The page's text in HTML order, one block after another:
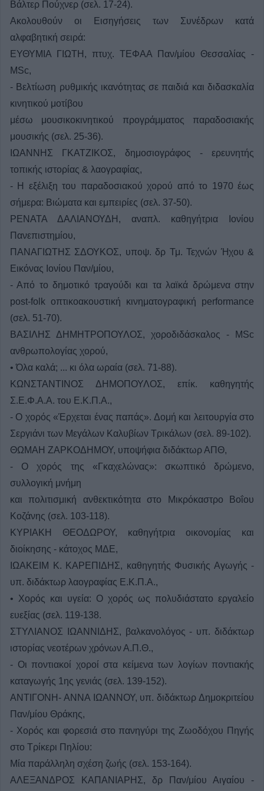
Βάλτερ Πούχνερ (σελ. 17-24).
Ακολουθούν οι Εισηγήσεις των Συνέδρων κατά
αλφαβητική σειρά:
ΕΥΘΥΜΙΑ ΓΙΩΤΗ, πτυχ. ΤΕΦΑΑ Παν/μίου Θεσσαλίας -
MSc,
- Βελτίωση ρυθμικής ικανότητας σε παιδιά και διδασκαλία
κινητικού μοτίβου
μέσω μουσικοκινητικού προγράμματος παραδοσιακής
μουσικής (σελ. 25-36).
ΙΩΑΝΝΗΣ ΓΚΑΤΖΙΚΟΣ, δημοσιογράφος - ερευνητής
τοπικής ιστορίας & λαογραφίας,
- Η εξέλιξη του παραδοσιακού χορού από το 1970 έως
σήμερα: Βιώματα και εμπειρίες (σελ. 37-50).
ΡΕΝΑΤΑ ΔΑΛΙΑΝΟΥΔΗ, αναπλ. καθηγήτρια Ιονίου
Πανεπιστημίου,
ΠΑΝΑΓΙΩΤΗΣ ΣΔΟΥΚΟΣ, υποψ. δρ Τμ. Τεχνών Ήχου &
Εικόνας Ιονίου Παν/μίου,
- Από το δημοτικό τραγούδι και τα λαϊκά δρώμενα στην
post-folk οπτικοακουστική κινηματογραφική performance
(σελ. 51-70).
ΒΑΣΙΛΗΣ ΔΗΜΗΤΡΟΠΟΥΛΟΣ, χοροδιδάσκαλος - MSc
ανθρωπολογίας χορού,
• Όλα καλά; ... κι όλα ωραία (σελ. 71-88).
ΚΩΝΣΤΑΝΤΙΝΟΣ ΔΗΜΟΠΟΥΛΟΣ, επίκ. καθηγητής
Σ.Ε.Φ.Α.Α. του Ε.Κ.Π.Α.,
- Ο χορός «Έρχεται ένας παπάς». Δομή και λειτουργία στο
Σεργιάνι των Μεγάλων Καλυβίων Τρικάλων (σελ. 89-102).
ΘΩΜΑΗ ΖΑΡΚΟΔΗΜΟΥ, υποψήφια διδάκτωρ ΑΠΘ,
- Ο χορός της «Γκαχελώνας»: σκωπτικό δρώμενο,
συλλογική μνήμη
και πολιτισμική ανθεκτικότητα στο Μικρόκαστρο Βοΐου
Κοζάνης (σελ. 103-118).
ΚΥΡΙΑΚΗ ΘΕΟΔΩΡΟΥ, καθηγήτρια οικονομίας και
διοίκησης - κάτοχος ΜΔΕ,
ΙΩΑΚΕΙΜ Κ. ΚΑΡΕΠΙΔΗΣ, καθηγητής Φυσικής Αγωγής -
υπ. διδάκτωρ λαογραφίας Ε.Κ.Π.Α.,
• Χορός και υγεία: Ο χορός ως πολυδιάστατο εργαλείο
ευεξίας (σελ. 119-138.
ΣΤΥΛΙΑΝΟΣ ΙΩΑΝΝΙΔΗΣ, βαλκανολόγος - υπ. διδάκτωρ
ιστορίας νεοτέρων χρόνων Α.Π.Θ.,
- Οι ποντιακοί χοροί στα κείμενα των λογίων ποντιακής
καταγωγής 1ης γενιάς (σελ. 139-152).
ΑΝΤΙΓΟΝΗ- ΑΝΝΑ ΙΩΑΝΝΟΥ, υπ. διδάκτωρ Δημοκριτείου
Παν/μίου Θράκης,
- Χορός και φορεσιά στο πανηγύρι της Ζωοδόχου Πηγής
στο Τρίκερι Πηλίου:
Μία παράλληλη σχέση ζωής (σελ. 153-164).
ΑΛΕΞΑΝΔΡΟΣ ΚΑΠΑΝΙΑΡΗΣ, δρ Παν/μίου Αιγαίου -